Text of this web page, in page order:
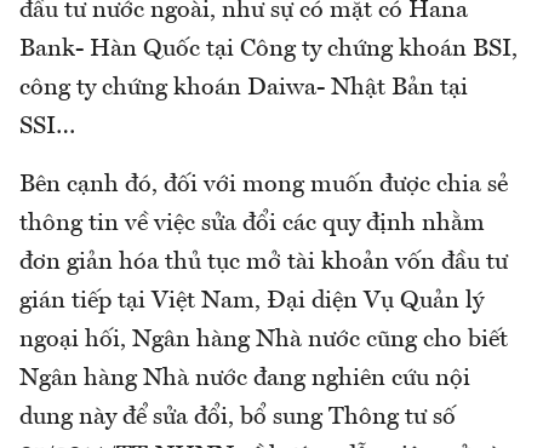
đầu tư nước ngoài, như sự có mặt có Hana
Bank- Hàn Quốc tại Công ty chứng khoán BSI,
công ty chứng khoán Daiwa- Nhật Bản tại
SSI…
Bên cạnh đó, đối với mong muốn được chia sẻ
thông tin về việc sửa đổi các quy định nhằm
đơn giản hóa thủ tục mở tài khoản vốn đầu tư
gián tiếp tại Việt Nam, Đại diện Vụ Quản lý
ngoại hối, Ngân hàng Nhà nước cũng cho biết
Ngân hàng Nhà nước đang nghiên cứu nội
dung này để sửa đổi, bổ sung Thông tư số